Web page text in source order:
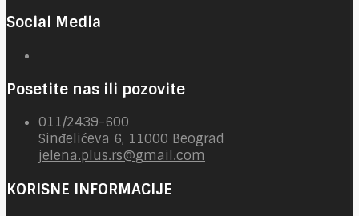
Social Media
Posetite nas ili pozovite
011/2439-600
Sinđelićeva 6, 11000 Beograd
jelena.plus.rs@gmail.com
KORISNE INFORMACIJE